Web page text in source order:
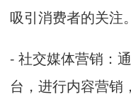
吸引消费者的关注。
- 社交媒体营销：
台，进行内容营销